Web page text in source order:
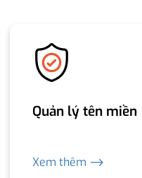
Quản lý tên miền
Xem thêm ⟶